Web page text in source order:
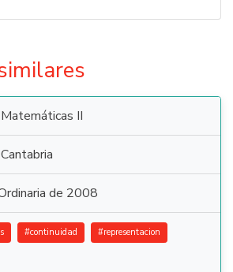
Matemáticas II
Cantabria
de 2008
#continuidad #representacion